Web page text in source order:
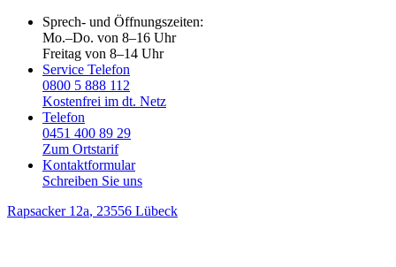
Sprech- und Öffnungszeiten:
Mo.–Do. von 8–16 Uhr
Freitag von 8–14 Uhr
Service Telefon
0800 5 888 112
Kostenfrei im dt. Netz
Telefon
0451 400 89 29
Zum Ortstarif
Kontaktformular
Schreiben Sie uns
Rapsacker 12a, 23556 Lübeck